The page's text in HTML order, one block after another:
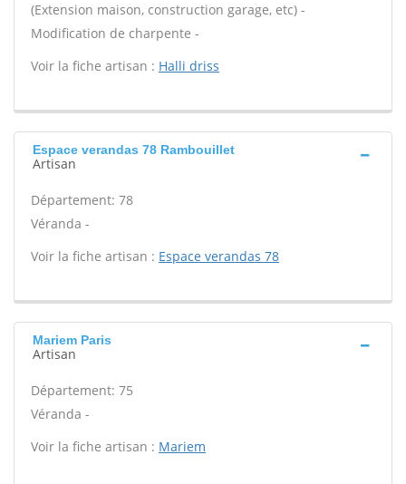
(Extension maison, construction garage, etc) -
Modification de charpente -
Voir la fiche artisan : Halli driss
Espace verandas 78 Rambouillet
Artisan
Département: 78
Véranda -
Voir la fiche artisan : Espace verandas 78
Mariem Paris
Artisan
Département: 75
Véranda -
Voir la fiche artisan : Mariem